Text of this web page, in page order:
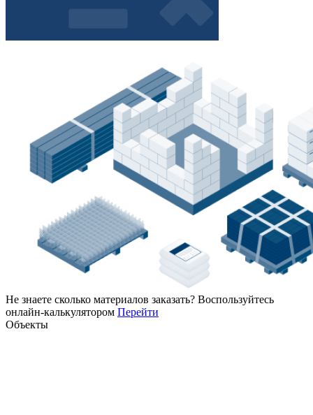
Не знаете сколько материалов заказать? Воспользуйтесь
онлайн-калькулятором Перейти
Объекты